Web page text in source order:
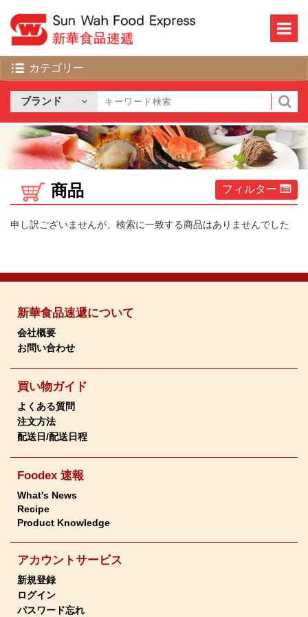
商品 フィルター
申し訳ございませんが、検索に一致する商品はありませんでした
新華食品速遞について
会社概要
お問い合わせ
買い物ガイド
よくある質問
注文方法
配送日/配送日程
Foodex 速報
What's News
Recipe
Product Knowledge
アカウントサービス
新規登録
ログイン
パスワード忘れ